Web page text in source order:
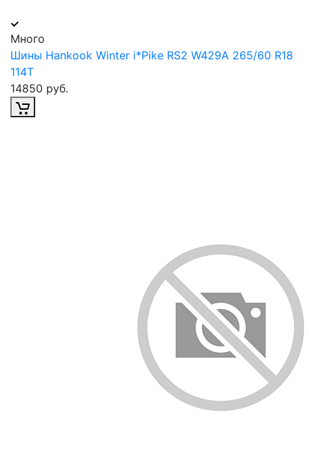
Много
Шины Hankook Winter i*Pike RS2 W429A 265/60 R18
114T
14850 руб.